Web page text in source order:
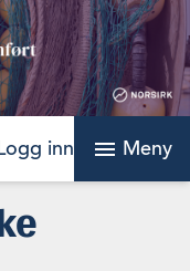
inn menu Meny